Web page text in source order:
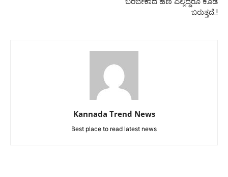
ಬರುತ್ತದೆ.!
Kannada Trend News
Best place to read latest news